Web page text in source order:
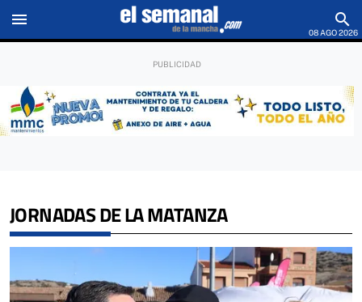
menu search
08 AGO 2026
JORNADAS DE LA MATANZA